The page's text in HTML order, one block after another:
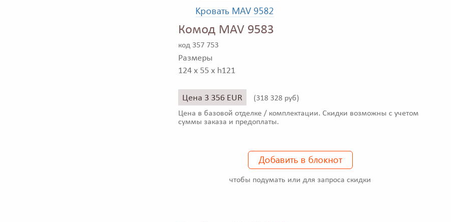
Кровать MAV 9582
Комод MAV 9583
код 357 753
Размеры
124 x 55 x h121
Цена 3 356 EUR (318 328 руб)
Цена в базовой отделке / комплектации. Скидки возможны с учетом
суммы заказа и предоплаты.
Добавить в блокнот
чтобы подумать или для запроса скидки